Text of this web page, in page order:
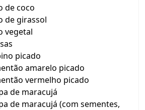
de coco
de girassol
vegetal
picado
amarelo picado
vermelho picado
de maracujá
de maracujá (com sementes,